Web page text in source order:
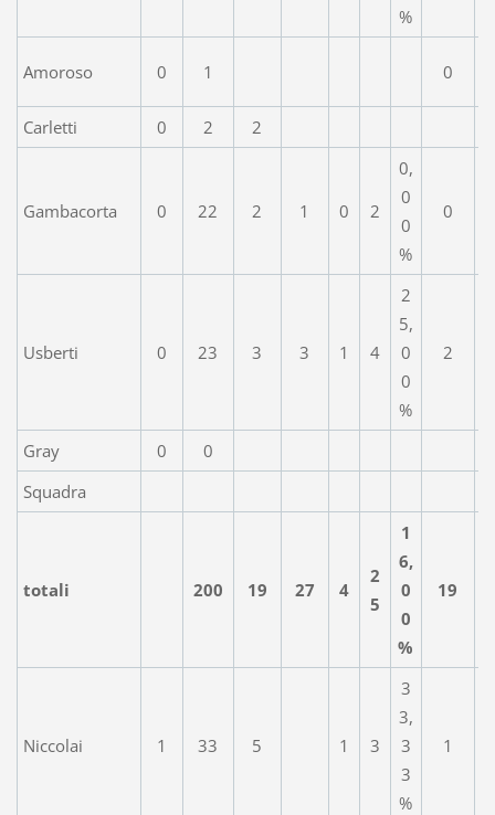
%
Amoroso 0 1 0
Carletti 0 2 2
Gambacorta 0 22 2 1 0 2
0,
0
0
%
0
Usberti 0 23 3 3 1 4
2
5,
0
0
%
2
Gray 0
0
Squadra
totali 200 19 27 4
2
5
1
6,
0
0
%
19
Niccolai 1 33 5 1 3
3
3,
3
3
%
1